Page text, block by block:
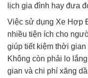
lịch gia đình hay đưa
Việc sử dụng Xe Hợp
nhiều tiện ích cho
giúp tiết kiệm thời
Không còn phải lo
gian và chi phí xăng